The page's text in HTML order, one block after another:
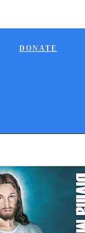
DONATE